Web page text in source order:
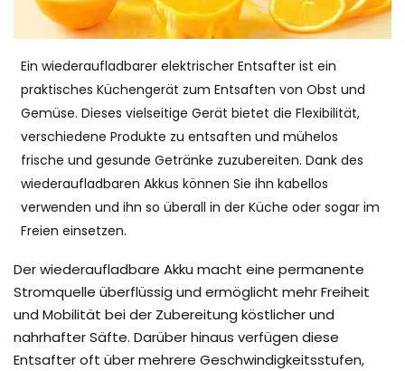
Ein wiederaufladbarer elektrischer Entsafter ist ein
praktisches Küchengerät zum Entsaften von Obst und
Gemüse. Dieses vielseitige Gerät bietet die Flexibilität,
verschiedene Produkte zu entsaften und mühelos
frische und gesunde Getränke zuzubereiten. Dank des
wiederaufladbaren Akkus können Sie ihn kabellos
verwenden und ihn so überall in der Küche oder sogar im
Freien einsetzen.
Der wiederaufladbare Akku macht eine permanente
Stromquelle überflüssig und ermöglicht mehr Freiheit
und Mobilität bei der Zubereitung köstlicher und
nahrhafter Säfte. Darüber hinaus verfügen diese
Entsafter oft über mehrere Geschwindigkeitsstufen,